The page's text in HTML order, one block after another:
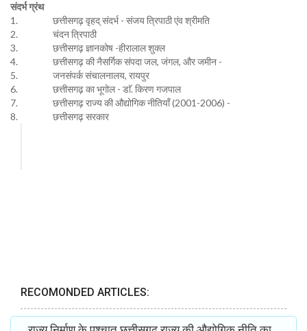
संदर्भ ग्रंथ
1. छत्तीसगढ़ वृहद् संदर्भ - संजय त्रिपाठी एंव श्रीमति
2. चंदन त्रिपाठी
3. छत्तीसगढ़ ज्ञानकोष -हीरालाल शुक्ल
4. छत्तीसगढ़ की नैसर्गिक संपदा जल, जंगल, और जमीन -
5. जनसंपर्क संचालनालय, रायपुर
6. छत्तीसगढ़ का भूगोल - डाॅ. किरण गजपाल
7. छत्तीसगढ़ राज्य की औद्योगिक नीतियाँ (2001-2006) -
8. छत्तीसगढ़ सरकार
RECOMONDED ARTICLES: